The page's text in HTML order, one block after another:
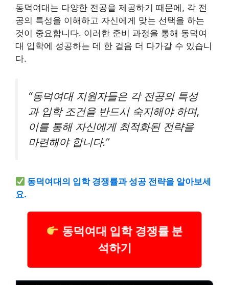
동덕여대는 다양한 전공을 제공하기 때문에, 각 전
공의 특성을 이해하고 자신에게 맞는 선택을 하는
것이 중요합니다. 이러한 준비 과정을 통해 동덕여
대 입학에 성공하는 데 한 걸음 더 다가갈 수 있습니
다.
“동덕여대 지원자들은 각 전공의 특성
과 입학 조건을 반드시 숙지해야 하며,
이를 통해 자신에게 최적화된 전략을
마련해야 합니다.”
동덕여대의 입학 경쟁률과 성공 전략을 알아보세
요.
동덕여대 입학 경쟁률 분
석하기